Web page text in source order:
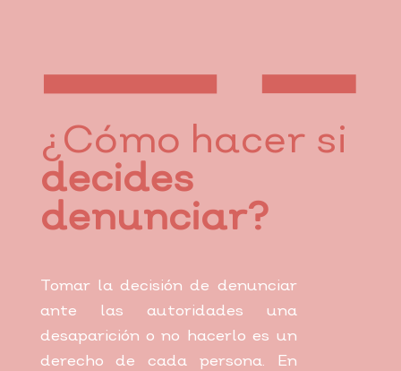
¿Cómo hacer si
decides
denunciar?
Tomar la decisión de denunciar
ante las autoridades una
desaparición o no hacerlo es un
derecho de cada persona. En